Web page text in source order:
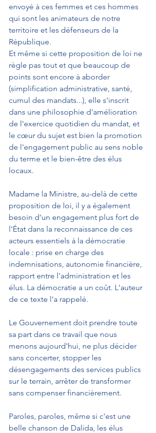
envoyé à ces femmes et ces hommes
qui sont les animateurs de notre
territoire et les défenseurs de la
République.
Et même si cette proposition de loi ne
règle pas tout et que beaucoup de
points sont encore à aborder
(simplification administrative, santé,
cumul des mandats...), elle s'inscrit
dans une philosophie d'amélioration
de l'exercice quotidien du mandat, et
le cœur du sujet est bien la promotion
de l'engagement public au sens noble
du terme et le bien-être des élus
locaux.
Madame la Ministre, au-delà de cette
proposition de loi, il y a également
besoin d'un engagement plus fort de
l'État dans la reconnaissance de ces
acteurs essentiels à la démocratie
locale : prise en charge des
indemnisations, autonomie financière,
rapport entre l'administration et les
élus. La démocratie a un coût. L'auteur
de ce texte l'a rappelé.
Le Gouvernement doit prendre toute
sa part dans ce travail que nous
menons aujourd'hui, ne plus décider
sans concerter, stopper les
désengagements des services publics
sur le terrain, arrêter de transformer
sans compenser financièrement.
Paroles, paroles, même si c'est une
belle chanson de Dalida, les élus